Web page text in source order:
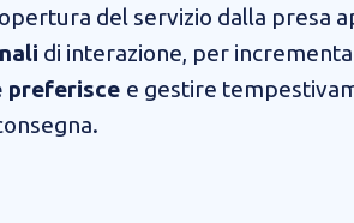
del servizio dalla presa
di interazione, per
preferisce e gestire